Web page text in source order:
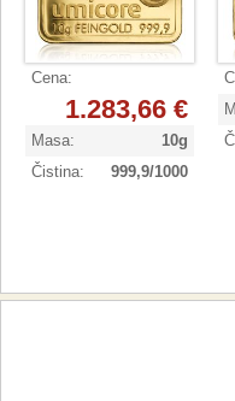
Cena:
1.283,66 €
Masa:
10g
Čistina: 999,9/1000